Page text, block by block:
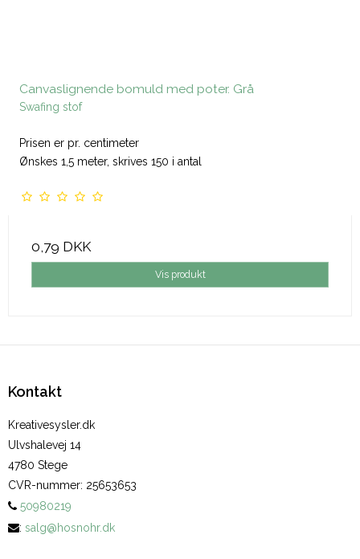
Canvaslignende bomuld med poter. Grå
Swafing stof
Prisen er pr. centimeter
Ønskes 1,5 meter, skrives 150 i antal
0,79 DKK
Vis produkt
Kontakt
Kreativesysler.dk
Ulvshalevej 14
4780 Stege
CVR-nummer: 25653653
50980219
: salg@hosnohr.dk